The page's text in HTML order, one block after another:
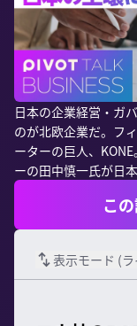
日本の企業経営・ガ
のが北欧企業だ。フ
ーターの巨人、
ーの田中慎一氏が日
こ
表示モード (